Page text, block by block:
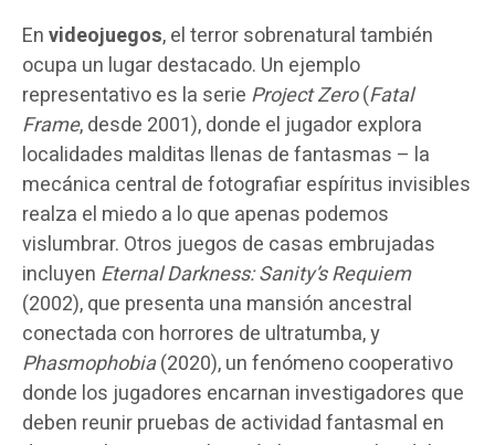
Envideojuegos, el terror sobrenatural también
ocupa un lugar destacado. Un ejemplo
representativo es la serie Project Zero(Fatal
Frame, desde 2001), donde el jugador explora
localidades malditas llenas de fantasmas – la
mecánica central de fotografiar espíritus invisibles
realza el miedo a lo que apenas podemos
vislumbrar. Otros juegos de casas embrujadas
incluyen Eternal Darkness: Sanity’s Requiem
(2002), que presenta una mansión ancestral
conectada con horrores de ultratumba, y
Phasmophobia(2020), un fenómeno cooperativo
donde los jugadores encarnan investigadores que
deben reunir pruebas de actividad fantasmal en